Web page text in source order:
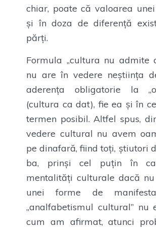
chiar, poate că valoarea
și în doza de diferență
părți.
Formula „cultura nu admite
nu are în vedere neștiința
aderența obligatorie la
(cultura ca dat), fie ea și în
termen posibil. Altfel spus,
vedere cultural nu avem
pe dinafară, fiind toți, știutori
ba, prinși cel puțin în
mentalități culturale dacă
unei forme de
„analfabetismul cultural” nu
cum am afirmat, atunci